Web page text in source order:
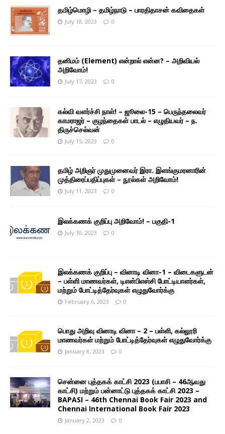
தமிழ்மொழி – தமிழ்நாடு – பாரதிதாசன் கவிதைகள்
July 18, 2023 0
தனிமம் (Element) என்றால் என்ன? – அறிவியல்
அறிவோம்!
July 17, 2023 0
கல்வி வளர்ச்சி நாள்! – ஜூலை-15 – பெருந்தலைவர்
காமராஜர் – குழந்தைகள் பாடல் – எழுதியவர் – ந.
திருச்செல்வன்
July 15, 2023 0
தமிழ் அறிஞர் முதுமுனைவர் இரா. இளங்குமரனாரின்
முத்திரைப்பதிப்புகள் – நூல்கள் அறிவோம்!
July 11, 2023 0
இலக்கணக் குறிப்பு அறிவோம்! – பகுதி-1
July 10, 2023 0
இலக்கணக் குறிப்பு – வினாடி வினா-1 – விடைகளுடன்
– பள்ளி மாணவர்கள், டிஎன்பிஎஸ்சி போட்டியாளர்கள்,
மற்றும் போட்டித்தேர்வுகள் எழுதுவோர்க்கு
February 6, 2023 0
பொது அறிவு வினாடி வினா – 2 – பள்ளி, கல்லூரி
மாணவர்கள் மற்றும் போட்டித்தேர்வுகள் எழுதுவோர்க்கு
January 8, 2023 0
சென்னை புத்தகக் காட்சி 2023 (பபாசி – 46ஆவது
காட்சி) மற்றும் பன்னாட்டு புத்தகக் காட்சி 2023 –
BAPASI – 46th Chennai Book Fair 2023 and
Chennai International Book Fair 2023
January 2, 2023 0